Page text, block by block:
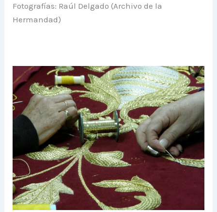
Fotografías: Raúl Delgado (Archivo de la
Hermandad)